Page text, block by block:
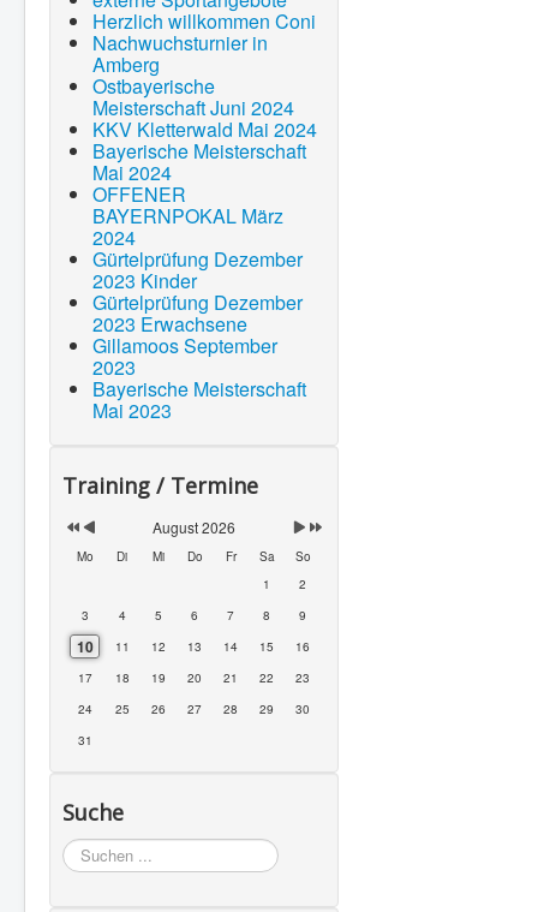
Kickboxen
Probetraining
externe Sportangebote
Impressum
Kontakt
Herzlich willkommen Coni
Nachwuchsturnier in
Amberg
Ostbayerische
Meisterschaft Juni 2024
KKV Kletterwald Mai 2024
Bayerische Meisterschaft
Mai 2024
OFFENER
BAYERNPOKAL März
2024
Gürtelprüfung Dezember
2023 Kinder
Gürtelprüfung Dezember
2023 Erwachsene
Gillamoos September
2023
Bayerische Meisterschaft
Mai 2023
Training / Termine
August 2026
Mo Di Mi Do Fr Sa
So
1
2
3
4 5 6 7 8 9
10 11 12 13 14 15
16
17
18 19 20 21 22
23
24
25 26 27 28 29
30
31
Suche
Suchen
...